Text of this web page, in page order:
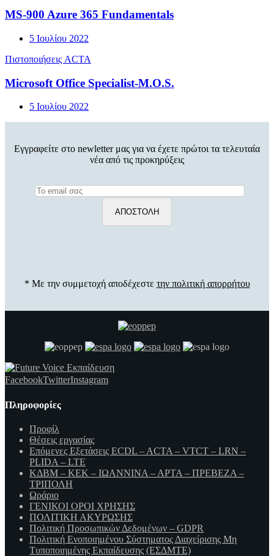
MS-900 Azure 365 Fundamentals
5 Ιουλίου 2022
Πιστοποιήσεις ACTA
Microsoft Office Specialist-M.O.S.
5 Ιουλίου 2022
Εγγραφείτε στο newletter μας για να έχετε πρώτοι τα τελευταία
νέα από τις προκηρύξεις
* Με την συμμετοχή αποδέχεστε την πολιτική απορρήτου
FacebookTwitterInstagram
Πληροφορίες
Προφίλ
Θέσεις εργασίας
Επόμενες Εξετάσεις ECDL – ACTA – VTCT – LRN –
PLIDA – LTE
ΚΔΒΜ – ΚΕΚ – ΙΩΑΝΝΙΝΑ – ΑΡΤΑ – ΠΡΕΒΕΖΑ –
ΤΡΙΠΟΛΗ
Ωράριο
ΓΕΝΙΚΟΙ ΟΡΟΙ ΧΡΗΣΗΣ
ΠΟΛΙΤΙΚΗ ΑΚΥΡΩΣΗΣ
Πολιτική Προσωπικών Δεδομένων – GDPR
Πολιτική Ενοποιημένου Σύστηματος Διαχείρισης Μη
Τυποποιημένης Εκπαίδευσης (ΕΣΔΜΤΕ)